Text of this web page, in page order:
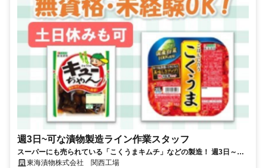
週3日~可な漬物製造ライン作業スタッフ
スーパーにも売られている「こくうまキムチ」などの製造！ 週3日～
OK！Wワークや家庭との両立も叶う
東海漬物株式会社 関西工場